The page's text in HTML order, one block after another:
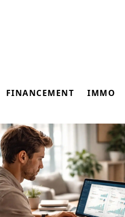
FINANCEMENT IMMO